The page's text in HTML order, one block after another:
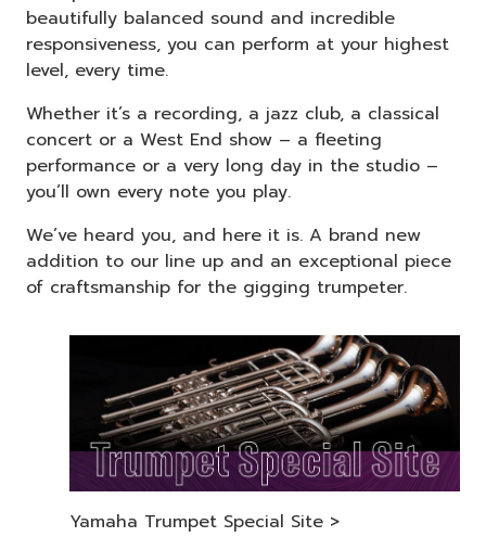
beautifully balanced sound and incredible
responsiveness, you can perform at your highest
level, every time.
Whether it’s a recording, a jazz club, a classical
concert or a West End show – a fleeting
performance or a very long day in the studio –
you’ll own every note you play.
We’ve heard you, and here it is. A brand new
addition to our line up and an exceptional piece
of craftsmanship for the gigging trumpeter.
Yamaha Trumpet Special Site >